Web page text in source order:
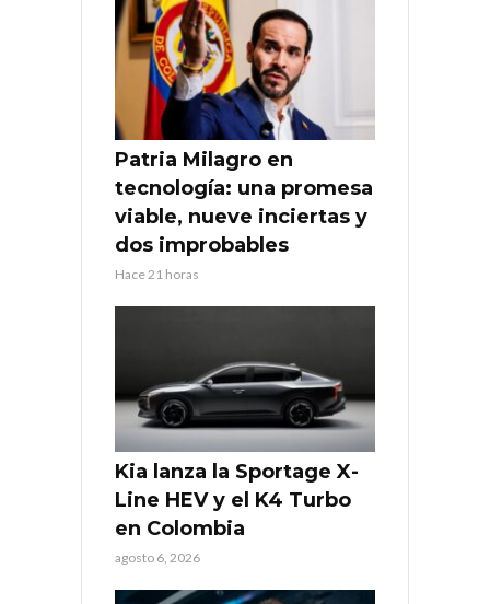
Patria Milagro en
tecnología: una promesa
viable, nueve inciertas y
dos improbables
Hace 21 horas
Kia lanza la Sportage X-
Line HEV y el K4 Turbo
en Colombia
agosto 6, 2026